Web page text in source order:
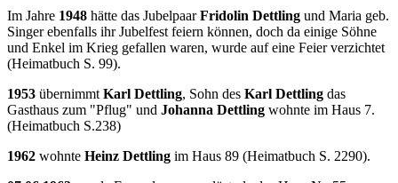
Im Jahre 1948 hätte das JubelpaarFridolin Dettling und Maria geb.
Singer ebenfalls ihr Jubelfest feiern können, doch da einige Söhne
und Enkel im Krieg gefallen waren, wurde auf eine Feier verzichtet
(Heimatbuch S. 99).
1953 übernimmt Karl Dettling, Sohn des Karl Dettling das
Gasthaus zum "Pflug" und Johanna Dettling wohnte im Haus 7.
(Heimatbuch S.238)
1962 wohnte Heinz Dettling im Haus 89 (Heimatbuch S. 2290).